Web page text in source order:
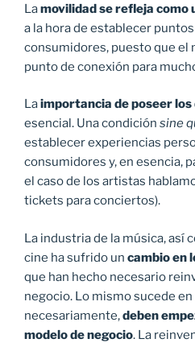
Lamovilidad se refleja como
a la hora de establecer
consumidores, puesto que el
punto de conexión para
Laimportancia de poseer los
esencial. Una condición sine
establecer experiencias
consumidores y, en esencia,
el caso de los artistas
tickets para conciertos).
La industria de la música, así
cine ha sufrido un cambio en
que han hecho necesario
negocio. Lo mismo sucede
necesariamente,deben
modelo de negocio. La